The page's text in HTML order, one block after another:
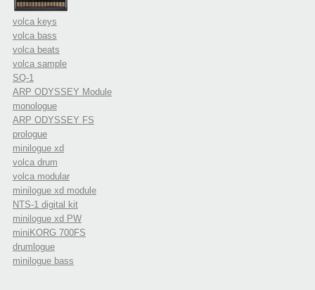
volca keys
volca bass
volca beats
volca sample
SQ-1
ARP ODYSSEY Module
monologue
ARP ODYSSEY FS
prologue
minilogue xd
volca drum
volca modular
minilogue xd module
NTS-1 digital kit
minilogue xd PW
miniKORG 700FS
drumlogue
minilogue bass